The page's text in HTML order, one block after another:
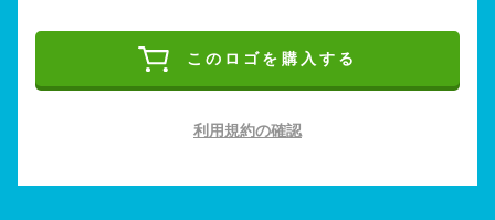
このロゴを購入する
利用規約の確認